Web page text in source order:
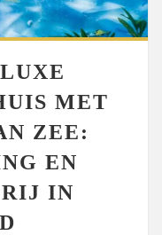
MET
ZEE:
EN
IN